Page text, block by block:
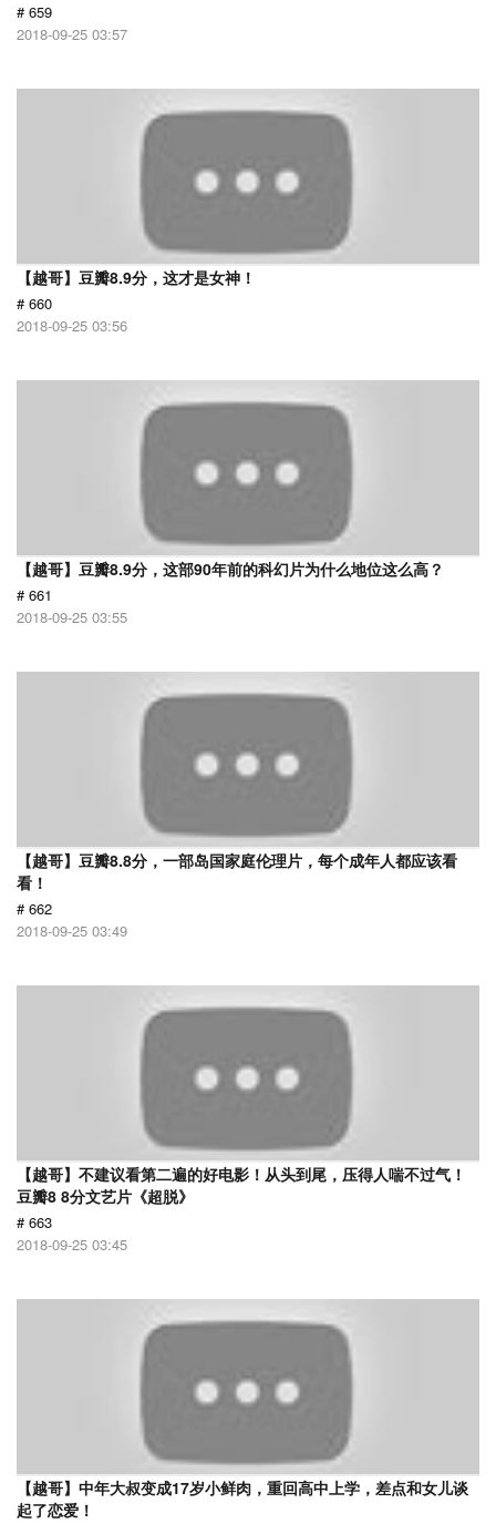
# 659
2018-09-25 03:57
【越哥】豆瓣8.9分，这才是女神！
# 660
2018-09-25 03:56
【越哥】豆瓣8.9分，这部90年前的科幻片为什么地位这么高？
# 661
2018-09-25 03:55
【越哥】豆瓣8.8分，一部岛国家庭伦理片，每个成年人都应该看
看！
# 662
2018-09-25 03:49
【越哥】不建议看第二遍的好电影！从头到尾，压得人喘不过气！
豆瓣8 8分文艺片《超脱》
# 663
2018-09-25 03:45
【越哥】中年大叔变成17岁小鲜肉，重回高中上学，差点和女儿谈
起了恋爱！